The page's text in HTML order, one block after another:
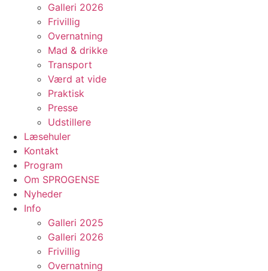
Galleri 2026
Frivillig
Overnatning
Mad & drikke
Transport
Værd at vide
Praktisk
Presse
Udstillere
Læsehuler
Kontakt
Program
Om SPROGENSE
Nyheder
Info
Galleri 2025
Galleri 2026
Frivillig
Overnatning